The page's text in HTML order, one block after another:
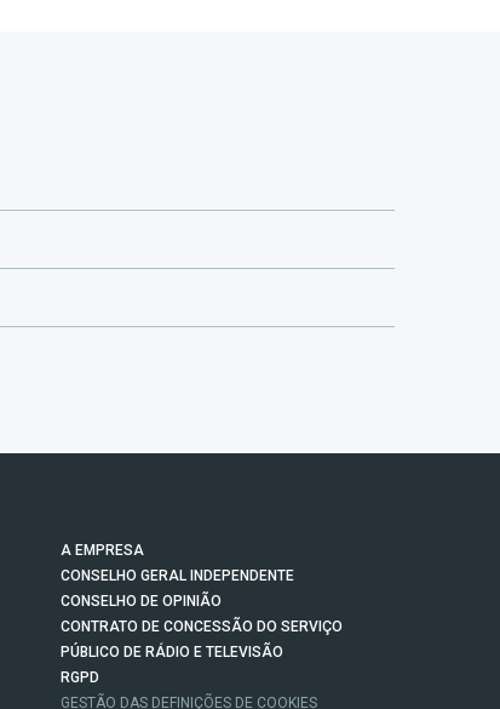
A EMPRESA
CONSELHO GERAL INDEPENDENTE
CONSELHO DE OPINIÃO
CONTRATO DE CONCESSÃO DO SERVIÇO
PÚBLICO DE RÁDIO E TELEVISÃO
RGPD
GESTÃO DAS DEFINIÇÕES DE COOKIES